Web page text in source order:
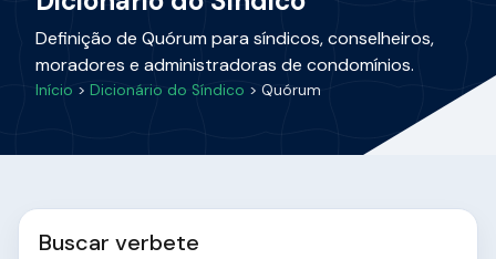
Definição de Quórum para síndicos, conselheiros,
moradores e administradoras de condomínios.
Início > Dicionário do Síndico > Quórum
Buscar verbete